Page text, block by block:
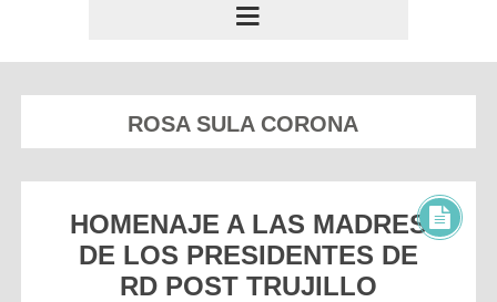
ROSA SULA CORONA
HOMENAJE A LAS MADRES
DE LOS PRESIDENTES DE
RD POST TRUJILLO